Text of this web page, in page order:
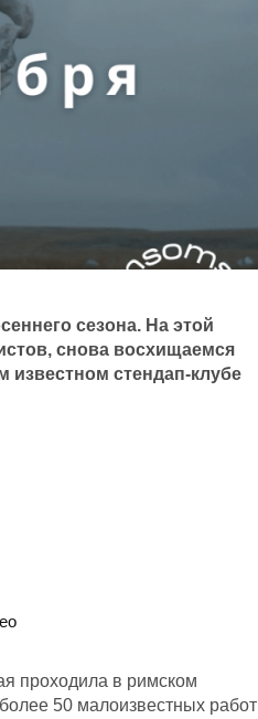
сезона. На этой
снова восхищаемся
известном стендап-клубе
проходила в римском
50 малоизвестных работ